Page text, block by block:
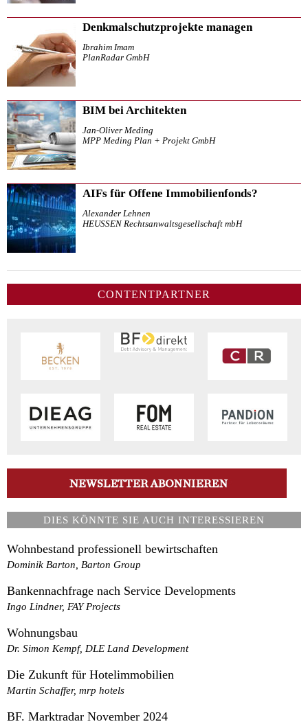
Denkmalschutzprojekte managen
Ibrahim Imam
PlanRadar GmbH
BIM bei Architekten
Jan-Oliver Meding
MPP Meding Plan + Projekt GmbH
AIFs für Offene Immobilienfonds?
Alexander Lehnen
HEUSSEN Rechtsanwaltsgesellschaft mbH
CONTENTPARTNER
DIES KÖNNTE SIE AUCH INTERESSIEREN
Wohnbestand professionell bewirtschaften
Dominik Barton, Barton Group
Bankennachfrage nach Service Developments
Ingo Lindner, FAY Projects
Wohnungsbau
Dr. Simon Kempf, DLE Land Development
Die Zukunft für Hotelimmobilien
Martin Schaffer, mrp hotels
BF. Marktradar November 2024